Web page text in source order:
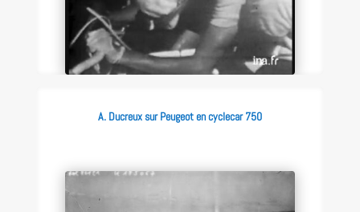
A. Ducreux sur Peugeot en cyclecar 750